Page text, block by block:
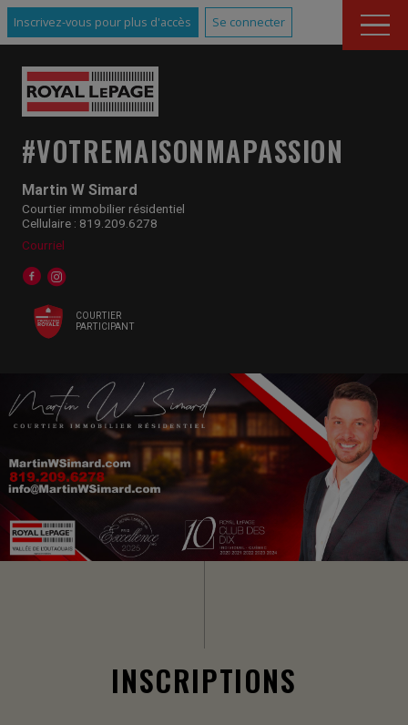
Inscrivez-vous pour plus d'accès Se connecter
Martin W Simard
Courtier immobilier résidentiel
Cellulaire : 819.209.6278
Courriel
COURTIER
PARTICIPANT
#VOTREMAISONMAPASSION
INSCRIPTIONS